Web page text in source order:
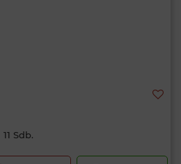
11 Sdb.